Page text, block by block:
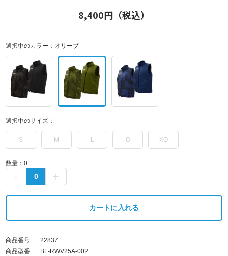
8,400円（税込）
選択中のカラー： オリーブ
選択中のサイズ：
S M L O XO
数量：0
カートに入れる
商品番号
22837
商品型番
BF-RWV25A-002